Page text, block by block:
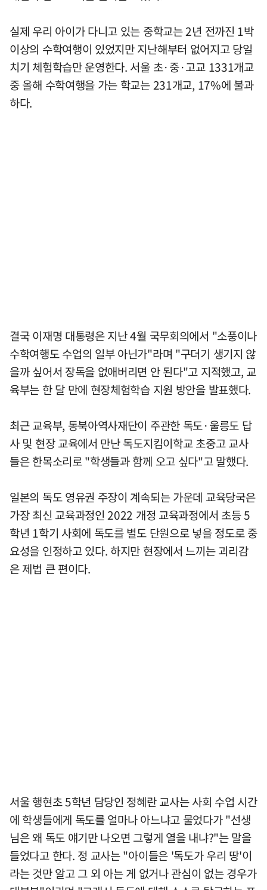
실제 우리 아이가 다니고 있는 중학교는 2년 전까진 1박
이상의 수학여행이 있었지만 지난해부터 없어지고 당일
치기 체험학습만 운영한다. 서울 초·중·고교 1331개교
중 올해 수학여행을 가는 학교는 231개교, 17%에 불과
하다.
결국 이재명 대통령은 지난 4월 국무회의에서 "소풍이나
수학여행도 수업의 일부 아닌가"라며 "구더기 생기지 않
을까 싶어서 장독을 없애버리면 안 된다"고 지적했고, 교
육부는 한 달 만에 현장체험학습 지원 방안을 발표했다.
최근 교육부, 동북아역사재단이 주관한 독도·울릉도 답
사 및 현장 교육에서 만난 독도지킴이학교 초중고 교사
들은 한목소리로 "학생들과 함께 오고 싶다"고 말했다.
일본의 독도 영유권 주장이 계속되는 가운데 교육당국은
가장 최신 교육과정인 2022 개정 교육과정에서 초등 5
학년 1학기 사회에 독도를 별도 단원으로 넣을 정도로 중
요성을 인정하고 있다. 하지만 현장에서 느끼는 괴리감
은 제법 큰 편이다.
서울 행현초 5학년 담당인 정혜란 교사는 사회 수업 시간
에 학생들에게 독도를 얼마나 아느냐고 물었다가 "선생
님은 왜 독도 얘기만 나오면 그렇게 열을 내냐?"는 말을
들었다고 한다. 정 교사는 "아이들은 '독도가 우리 땅'이
라는 것만 알고 그 외 아는 게 없거나 관심이 없는 경우가